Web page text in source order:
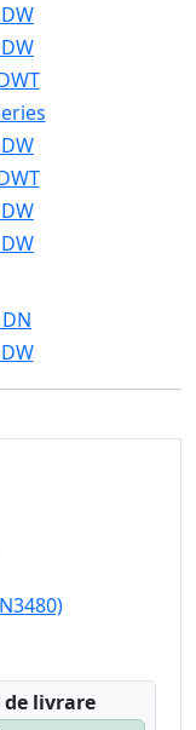
livrare